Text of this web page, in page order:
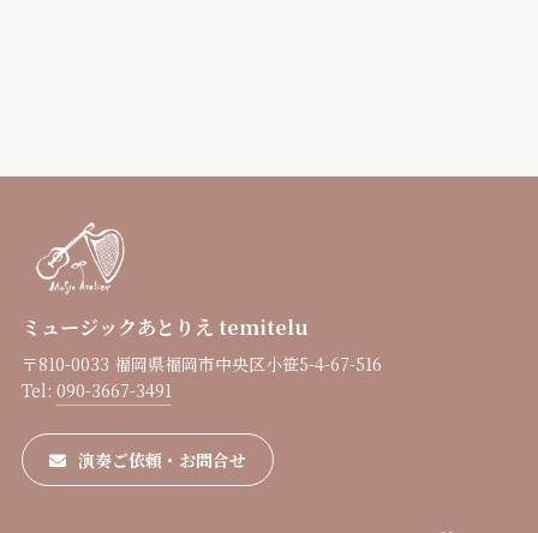
ミュージックあとりえ temitelu
〒810-0033 福岡県福岡市中央区小笹5-4-67-516
Tel: 090-3667-3491
演奏ご依頼・お問合せ